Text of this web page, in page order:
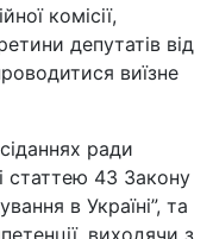
комісії,
депутатів від
виїзне
ради
статтею 43 Закону
в Україні”, та
виходячи з